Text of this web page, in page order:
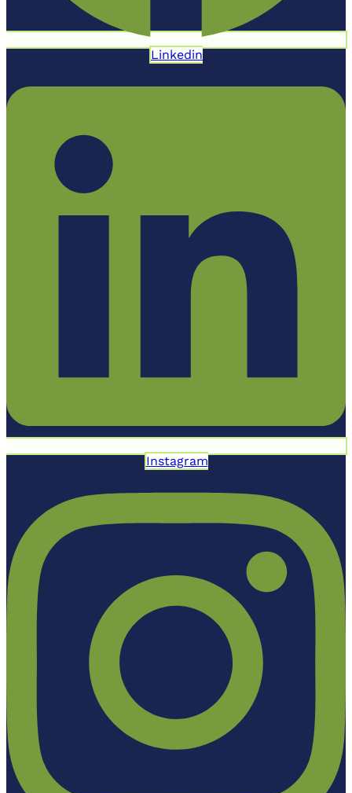
Linkedin
Instagram